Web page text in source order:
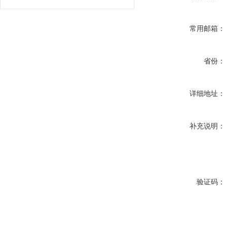
常用邮箱：
省份：
详细地址：
补充说明：
验证码：